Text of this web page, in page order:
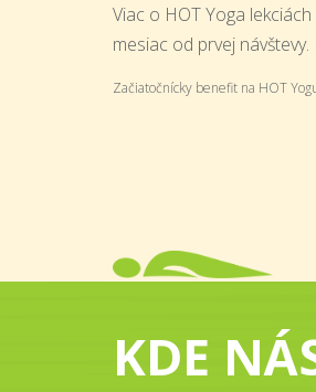
Viac o HOT Yoga
mesiac od prvej
Začiatočnícky benefit na HOT
KDE